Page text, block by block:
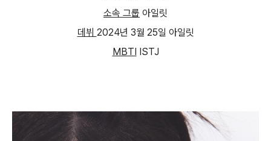
소속 그룹 아일릿
데뷔 2024년 3월 25일 아일릿
MBTI ISTJ